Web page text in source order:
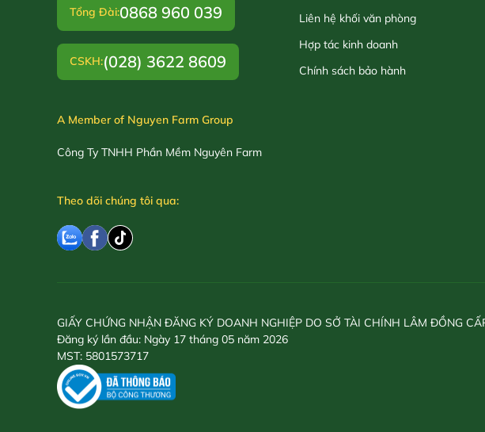
Tổng Đài:0868 960 039
CSKH:(028) 3622 8609
A Member of Nguyen Farm Group
Công Ty TNHH Phần Mềm Nguyên Farm
Theo dõi chúng tôi qua:
Liên hệ khối văn phòng
Hợp tác kinh doanh
Chính sách bảo hành
GIẤY CHỨNG NHẬN ĐĂNG KÝ DOANH NGHIỆP DO SỞ TÀI CHÍNH LÂM ĐỒNG
Đăng ký lần đầu: Ngày 17 tháng 05 năm 2026
MST: 5801573717